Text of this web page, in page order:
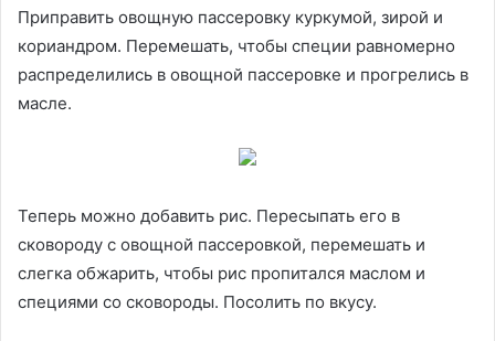
Приправить овощную пассеровку куркумой, зирой и
кориандром. Перемешать, чтобы специи равномерно
распределились в овощной пассеровке и прогрелись в
масле.
Теперь можно добавить рис. Пересыпать его в
сковороду с овощной пассеровкой, перемешать и
слегка обжарить, чтобы рис пропитался маслом и
специями со сковороды. Посолить по вкусу.